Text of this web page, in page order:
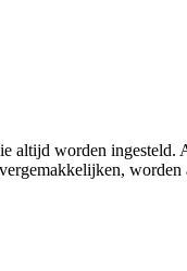
worden